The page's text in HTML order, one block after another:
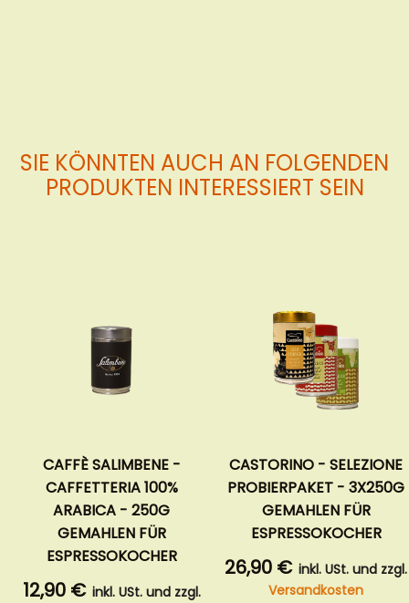
SIE KÖNNTEN AUCH AN FOLGENDEN
PRODUKTEN INTERESSIERT SEIN
-
100%
- 250G
FÜR
inkl. USt. und zzgl.
CASTORINO - SELEZIONE
PROBIERPAKET - 3X250G
GEMAHLEN FÜR
ESPRESSOKOCHER
26,90 €
inkl. USt. und zzgl.
Versandkosten
95%
8,90 €